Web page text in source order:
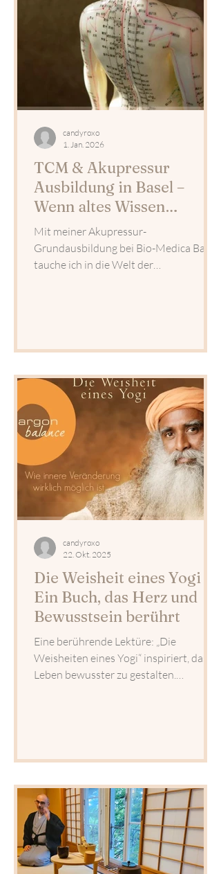
sondern 60 Minuten Fokus, Kraft,
Resilienz und Beweglichkeit.
TCM & Akupressur
Ausbildung in Basel –
Wenn altes Wissen
modern gelebt wird
Mit meiner Akupressur-
Grundausbildung bei Bio-Medica Basel
tauche ich in die Welt der
Praxisbezug verbinde ich altes
Besonders fasziniert mich die
Gesichtsanalyse als Spiegel von Körper,
Geist und Charakter.
candyroxo
1. Jan. 2026
Die Weisheit eines Yogi –
Ein Buch, das Herz und
Bewusstsein berührt
Eine berührende Lektüre: „Die
Weisheiten eines Yogi“ inspiriert, das
Leben bewusster zu gestalten.
candyroxo
22. Okt. 2025